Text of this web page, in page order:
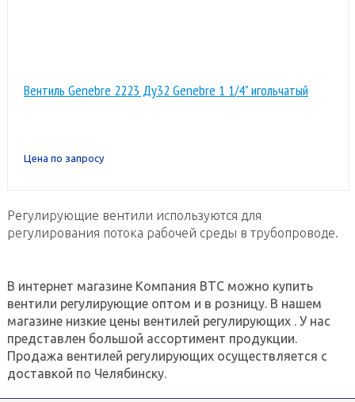
Вентиль Genebre 2223 Ду32 Genebre 1 1/4" игольчатый
Цена по запросу
Регулирующие вентили используются для
регулирования потока рабочей среды в трубопроводе.
В интернет магазине Компания ВТС можно купить
вентили регулирующие оптом и в розницу. В нашем
магазине низкие цены вентилей регулирующих . У нас
представлен большой ассортимент продукции.
Продажа вентилей регулирующих осуществляется с
доставкой по Челябинску.